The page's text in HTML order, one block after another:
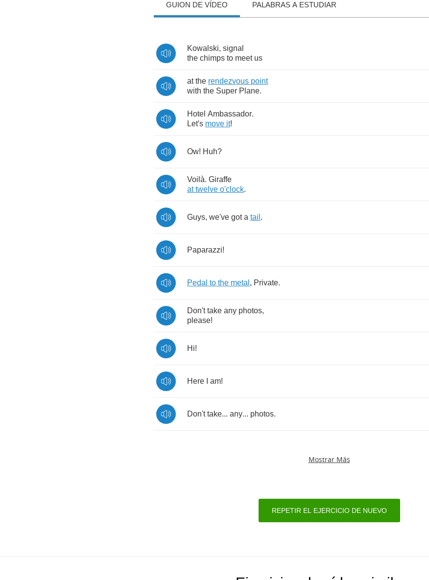
GUION DE VÍDEO PALABRAS A ESTUDIAR
Kowalski, signal
the chimps to meet us
at the rendezvous point
with the Super Plane.
Hotel Ambassador.
Let's move it!
Ow! Huh?
Voil à. Giraffe
at twelve o'clock.
Guys, we've got a tail .
Paparazzi!
Pedal to the metal , Private.
Don't take any photos,
please!
Hi!
Here am!
Don't take... any... photos.
Mostrar Más
REPETIR EL EJERCICIO DE NUEVO